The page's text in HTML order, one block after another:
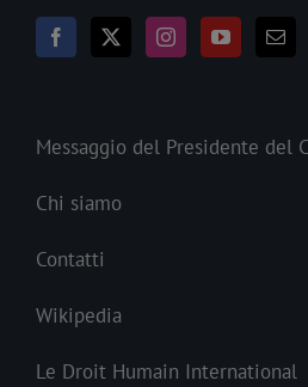
Messaggio del Presidente del
Chi siamo
Contatti
Wikipedia
Le Droit Humain International